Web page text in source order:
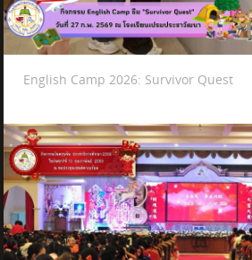
English Camp 2026: Survivor Quest